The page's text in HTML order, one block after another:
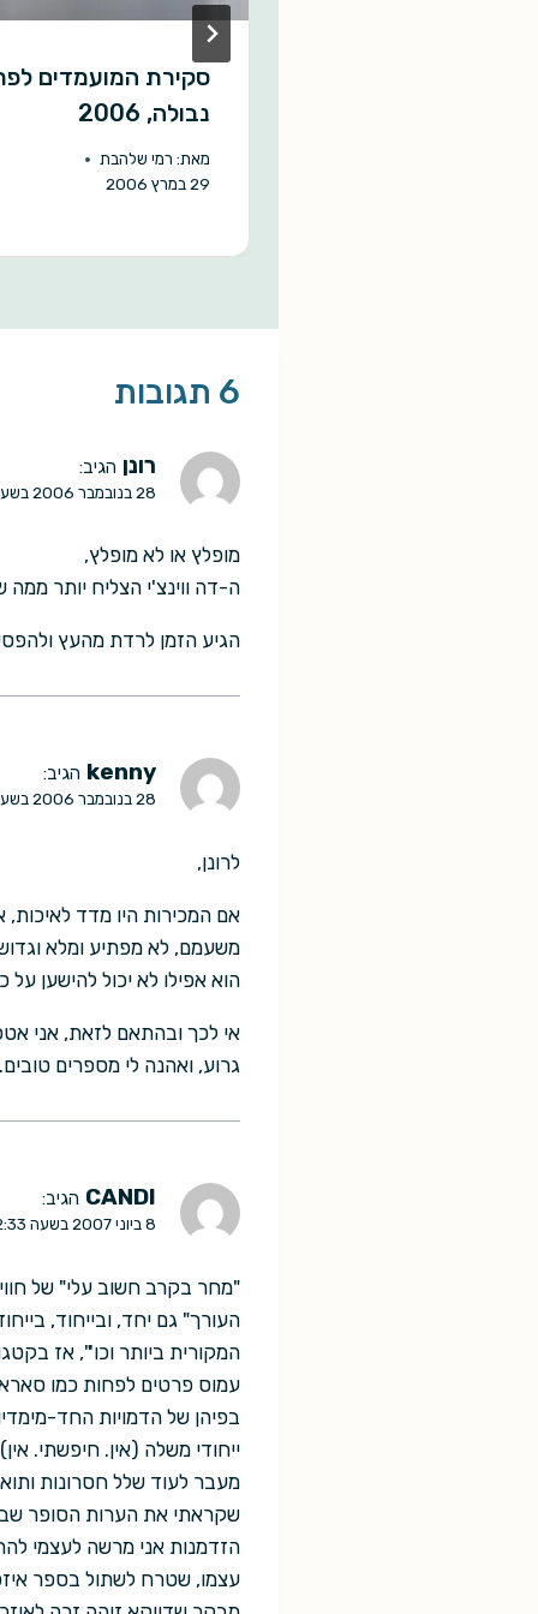
סקירת המועמדים
נבולה, 2006
מאת: רמי שלהבת
29 במרץ 2006
6 תגובות
רונן הגיב:
28 בנובמבר 2006 בשעה 9:19
מופלץ או לא מופלץ,
ה-דה ווינצ'י הצליח יותר ממה
הגיע הזמן לרדת מהעץ
kenny הגיב:
28 בנובמבר 2006 בשעה 13:29
לרונן,
אם המכירות היו מדד לאיכות,
משעמם, לא מפתיע ומלא
הוא אפילו לא יכול להישען
אי לכך ובהתאם לזאת, אני
גרוע, ואהנה לי מספרים טובים.
CANDI הגיב:
8 ביוני 2007 בשעה 22:33
העורך" גם יחד, ובייחוד,
המקורית ביותר וכו'", אז
עמוס פרטים לפחות כמו
בפיהן של הדמויות החד-
ייחודי משלה (אין. חיפשתי.
מעבר לעוד שלל חסרונות
שקראתי את הערות הסופר
הזדמנות אני מרשה לעצמי
עצמו, שטרח לשתול בספר